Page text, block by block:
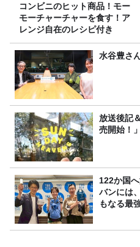
コンビニのヒット商品！モー
モーチャーチャーを食す！ア
レンジ自在のレシピ付き
水谷豊さ
放送後記
売開始！」
122か国
バンには
もなる最